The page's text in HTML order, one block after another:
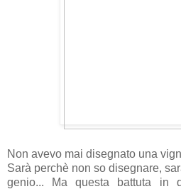
Non avevo mai disegnato una
Sarà perchè non so disegnare,
genio... Ma questa battuta in